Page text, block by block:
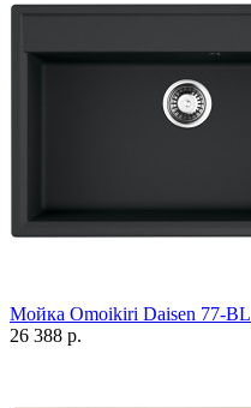
Мойка Omoikiri Daisen 77-BL
26 388 р.